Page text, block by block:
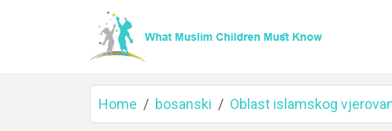
Home bosanski Oblast islamskog